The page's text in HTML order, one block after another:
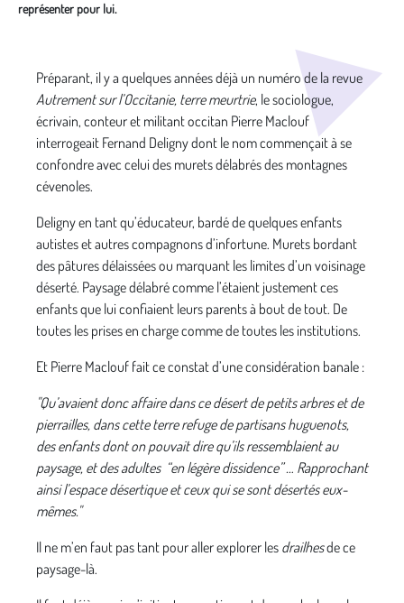
représenter pour lui.
Préparant, il y a quelques années déjà un numéro de la revue
Autrement sur l’Occitanie, terre meurtrie, le sociologue,
écrivain, conteur et militant occitan Pierre Maclouf
interrogeait Fernand Deligny dont le nom commençait à se
confondre avec celui des murets délabrés des montagnes
cévenoles.
Deligny en tant qu’éducateur, bardé de quelques enfants
autistes et autres compagnons d’infortune. Murets bordant
des pâtures délaissées ou marquant les limites d’un voisinage
déserté. Paysage délabré comme l’étaient justement ces
enfants que lui confiaient leurs parents à bout de tout. De
toutes les prises en charge comme de toutes les institutions.
Et Pierre Maclouf fait ce constat d’une considération banale :
"Qu’avaient donc affaire dans ce désert de petits arbres et de
pierrailles, dans cette terre refuge de partisans huguenots,
des enfants dont on pouvait dire qu’ils ressemblaient au
paysage, et des adultes “en légère dissidence” … Rapprochant
ainsi l’espace désertique et ceux qui se sont désertés eux-
mêmes."
Il ne m’en faut pas tant pour aller explorer les drailhesde ce
paysage-là.